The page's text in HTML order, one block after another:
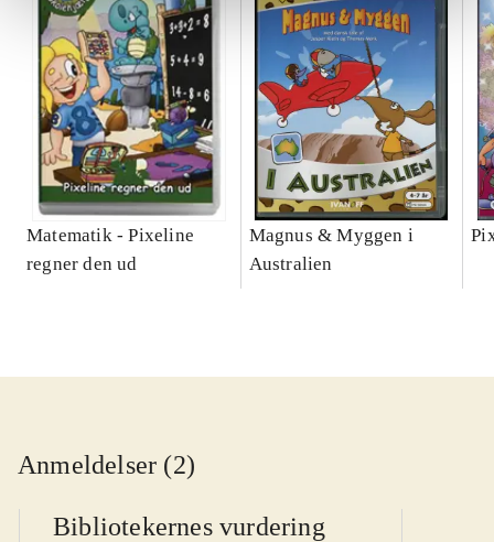
Matematik - Pixeline
regner den ud
Magnus & Myggen i
Australien
Anmeldelser (2)
Bibliotekernes vurdering